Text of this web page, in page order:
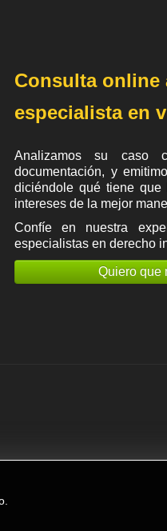
Consulta online
especialista en
Analizamos su caso
documentación, y
diciéndole qué tiene que
intereses de la mejor
Confíe en nuestra
especialistas en derecho
Quiero que